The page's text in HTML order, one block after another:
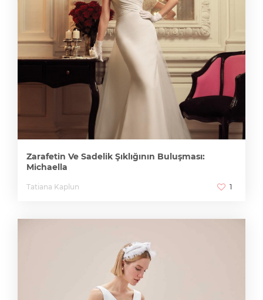
Zarafetin Ve Sadelik Şıklığının Buluşması:
Michaella
Tatiana Kaplun 1